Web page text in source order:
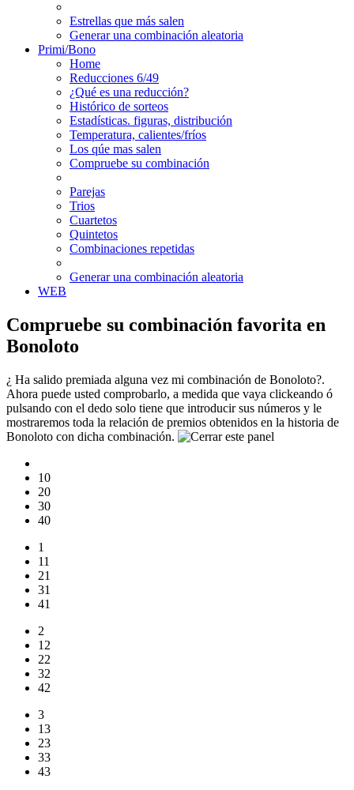
Estrellas que más salen
Generar una combinación aleatoria
Primi/Bono
Home
Reducciones 6/49
¿Qué es una reducción?
Histórico de sorteos
Estadísticas. figuras, distribución
Temperatura, calientes/fríos
Los qúe mas salen
Compruebe su combinación
Parejas
Trios
Cuartetos
Quintetos
Combinaciones repetidas
Generar una combinación aleatoria
WEB
Compruebe su combinación favorita en
Bonoloto
¿ Ha salido premiada alguna vez mi combinación de Bonoloto?.
Ahora puede usted comprobarlo, a medida que vaya clickeando ó
pulsando con el dedo solo tiene que introducir sus números y le
mostraremos toda la relación de premios obtenidos en la historia de
Bonoloto con dicha combinación.
10
20
30
40
1
11
21
31
41
2
12
22
32
42
3
13
23
33
43